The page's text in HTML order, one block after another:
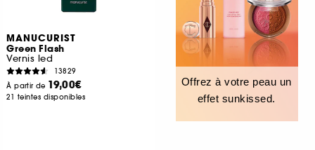
MANUCURIST
Green Flash
Vernis led
13829
À partir de 19,00€
21 teintes disponibles
Offrez à votre peau un
effet sunkissed.